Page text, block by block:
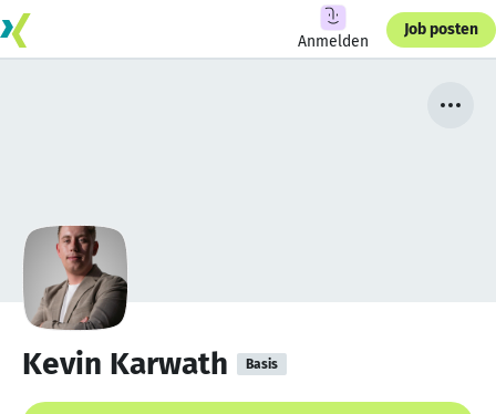
Anmelden
Job posten
Kevin Karwath Basis